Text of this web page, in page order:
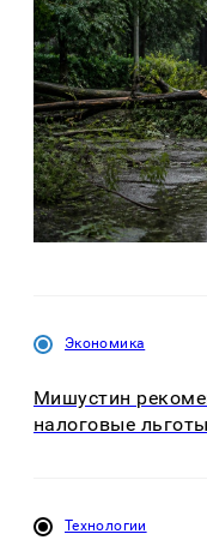
Экономика
Мишустин
налоговые
Технологии